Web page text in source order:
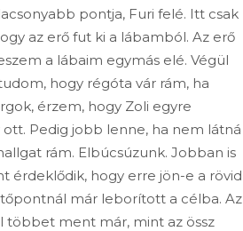
pontja, Furi felé. Itt csak
az erő fut ki a lábamból. Az erő
a lábaim egymás elé. Végül
hogy régóta vár rám, ha
érzem, hogy Zoli egyre
Pedig jobb lenne, ha nem látná
rám. Elbúcsúzunk. Jobban is
érdeklődik, hogy erre jön-e a rövid
már leborított a célba. Az
többet ment már, mint az össz